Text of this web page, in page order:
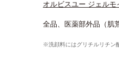
オルビスユー ジェル
全品、医薬部外品（肌
※洗顔料にはグリチルリチン